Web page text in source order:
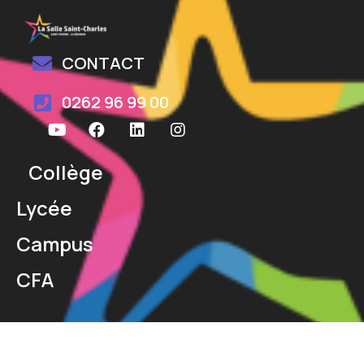
CONTACT
0262 96 99 00
Collège
Lycée
Campus
CFA